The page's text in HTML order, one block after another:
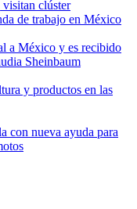
clúster
de trabajo en México
a México y es recibido
Sheinbaum
y productos en las
con nueva ayuda para